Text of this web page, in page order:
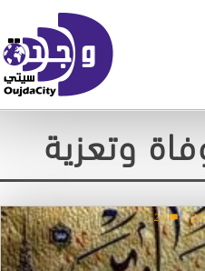
وتعزية
/
20